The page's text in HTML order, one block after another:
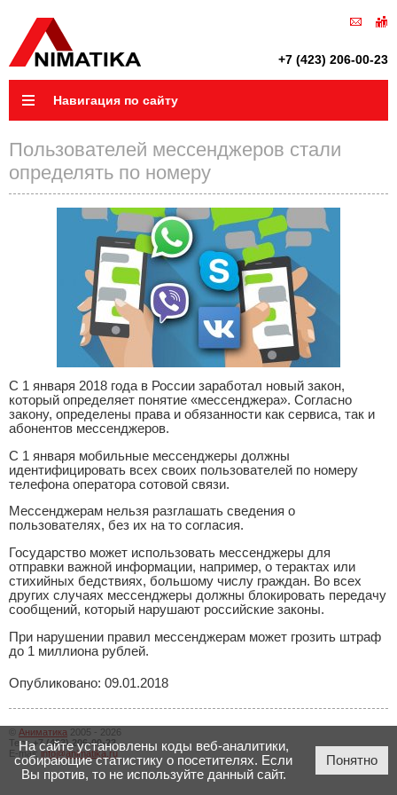
+7 (423) 206-00-23
Навигация по сайту
Пользователей мессенджеров стали
определять по номеру
С 1 января 2018 года в России заработал новый закон,
который определяет понятие «мессенджера». Согласно
закону, определены права и обязанности как сервиса, так и
абонентов мессенджеров.
С 1 января мобильные мессенджеры должны
идентифицировать всех своих пользователей по номеру
телефона оператора сотовой связи.
Мессенджерам нельзя разглашать сведения о
пользователях, без их на то согласия.
Государство может использовать мессенджеры для
отправки важной информации, например, о терактах или
стихийных бедствиях, большому числу граждан. Во всех
других случаях мессенджеры должны блокировать передачу
сообщений, который нарушают российские законы.
При нарушении правил мессенджерам может грозить штраф
до 1 миллиона рублей.
Опубликовано: 09.01.2018
Аниматика 2005 - 2026
Тел.:+7 (423) 206-00-23
E-mail:info@animatika.ru
На сайте установлены коды веб-аналитики,
собирающие статистику о посетителях. Если
Вы против, то не используйте данный сайт.
Понятно